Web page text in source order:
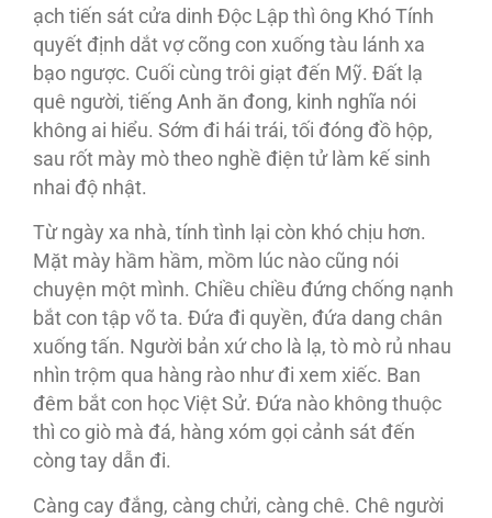
ạch tiến sát cửa dinh Độc Lập thì ông Khó Tính
quyết định dắt vợ cõng con xuống tàu lánh xa
bạo ngược. Cuối cùng trôi giạt đến Mỹ. Đất lạ
quê người, tiếng Anh ăn đong, kinh nghĩa nói
không ai hiểu. Sớm đi hái trái, tối đóng đồ hộp,
sau rốt mày mò theo nghề điện tử làm kế sinh
nhai độ nhật.
Từ ngày xa nhà, tính tình lại còn khó chịu hơn.
Mặt mày hầm hầm, mồm lúc nào cũng nói
chuyện một mình. Chiều chiều đứng chống nạnh
bắt con tập võ ta. Đứa đi quyền, đứa dang chân
xuống tấn. Người bản xứ cho là lạ, tò mò rủ nhau
nhìn trộm qua hàng rào như đi xem xiếc. Ban
đêm bắt con học Việt Sử. Đứa nào không thuộc
thì co giò mà đá, hàng xóm gọi cảnh sát đến
còng tay dẫn đi.
Càng cay đắng, càng chửi, càng chê. Chê người